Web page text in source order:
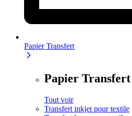
Papier Transfert
Papier Transfert
Tout voir
Transfert inkjet pour textile